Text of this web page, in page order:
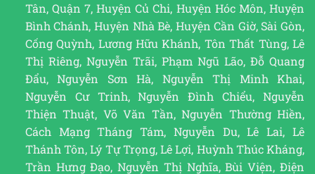
Tân, Quận 7, Huyện Củ Chi, Huyện Hóc Môn, Huyện
Bình Chánh, Huyện Nhà Bè, Huyện Cần Giờ, Sài Gòn,
Cống Quỳnh, Lương Hữu Khánh, Tôn Thất Tùng, Lê
Thị Riêng, Nguyễn Trãi, Phạm Ngũ Lão, Đỗ Quang
Đẩu, Nguyễn Sơn Hà, Nguyễn Thị Minh Khai,
Nguyễn Cư Trinh, Nguyễn Đình Chiểu, Nguyễn
Thiện Thuật, Võ Văn Tần, Nguyễn Thường Hiền,
Cách Mạng Tháng Tám, Nguyễn Du, Lê Lai, Lê
Thánh Tôn, Lý Tự Trọng, Lê Lợi, Huỳnh Thúc Kháng,
Trần Hưng Đạo, Nguyễn Thị Nghĩa, Bùi Viện, Điện